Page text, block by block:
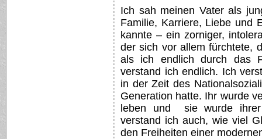
Ich sah meinen Vater als
Familie, Karriere, Liebe und
kannte – ein zorniger,
der sich vor allem fürchtete,
als ich endlich durch das
verstand ich endlich. Ich
in der Zeit des
Generation hatte. Ihr wurde
leben und sie wurde ihrer
verstand ich auch, wie viel
den Freiheiten einer